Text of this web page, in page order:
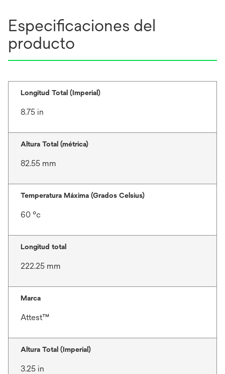
Especificaciones del
producto
Longitud Total (Imperial)
8.75 in
Altura Total (métrica)
82.55 mm
Temperatura Máxima (Grados Celsius)
60 °c
Longitud total
222.25 mm
Marca
Attest™
Altura Total (Imperial)
3.25 in